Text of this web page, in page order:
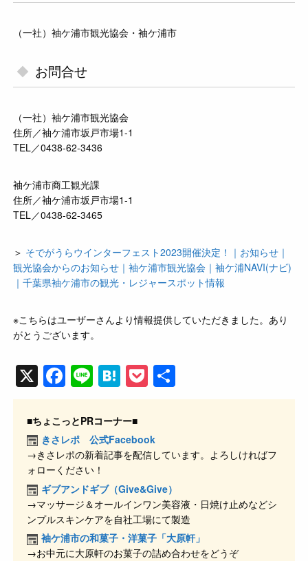
（一社）袖ケ浦市観光協会・袖ケ浦市
お問合せ
（一社）袖ケ浦市観光協会
住所／袖ケ浦市坂戸市場1-1
TEL／0438-62-3436
袖ケ浦市商工観光課
住所／袖ケ浦市坂戸市場1-1
TEL／0438-62-3465
＞ そでがうらウインターフェスト2023開催決定！｜お知らせ｜
観光協会からのお知らせ｜袖ケ浦市観光協会｜袖ケ浦NAVI(ナビ)
｜千葉県袖ケ浦市の観光・レジャースポット情報
※こちらはユーザーさんより情報提供していただきました。あり
がとうございます。
X F
a
c
e
b
o
o
k
Li
n
e
H
at
e
n
a
P
o
et
有
■ちょこっとPRコーナー■
きさレポ 公式Facebook
→きさレポの新着記事を配信しています。よろしければフ
ォローください！
ギブアンドギブ（Give&Give）
→マッサージ＆オールインワン美容液・日焼け止めなどシ
ンプルスキンケアを自社工場にて製造
袖ケ浦市の和菓子・洋菓子「大原軒」
→お中元に大原軒のお菓子の詰め合わせをどうぞ